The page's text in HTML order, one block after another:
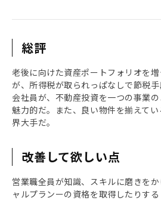
総評
老後に向けた資産ポートフォリオを
が、所得税が取られっぱなしで節税
会社員が、不動産投資を一つの事業
魅力的だ。また、良い物件を揃えて
界大手だ。
改善して欲しい点
営業職全員が知識、スキルに磨きを
ャルプランーの資格を取得したりする